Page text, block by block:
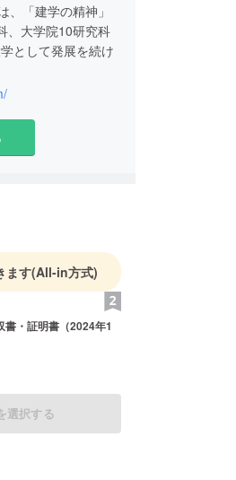
「建学の精神」
、大学院10研究科
として発展を続け
が、約27万人の卒
ャンパスと地域
学づくりに力を入
岡大学に進めてま
てまいりたいと思
ます(All-in方式)
・証明書（2024年1
選択する